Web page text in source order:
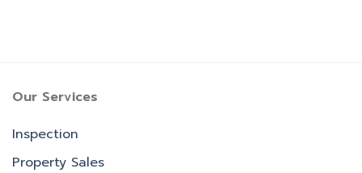
Our Services
Inspection
Property Sales